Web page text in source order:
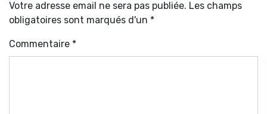
Votre adresse email ne sera pas publiée. Les champs
obligatoires sont marqués d'un *
Commentaire *